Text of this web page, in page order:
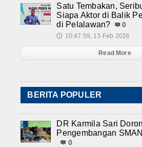
Satu Tembakan,
Siapa Aktor di Balik
di Pelalawan?
0
🕔 10:47:59, 15 Feb 2026
Read More
BERITA POPULER
DR Karmila Sari
Pengembangan
0